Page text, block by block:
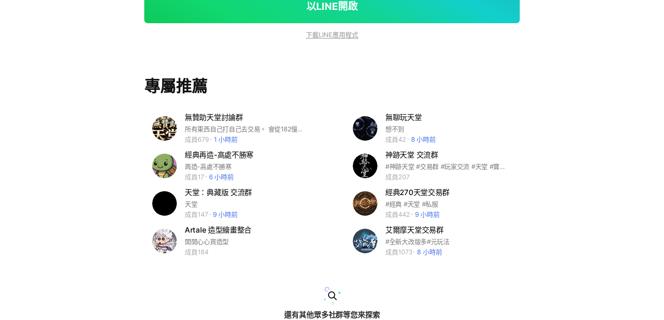
以LINE開啟
下載LINE應用程式
專屬推薦
無贊助天堂討論群
所有東西自己打自己去交易。 會從182慢慢更新上去 （決無鎖寶）
成員679
1 小時前
無聊玩天堂
想不到
成員42
8 小時前
經典再造-高處不勝寒
再造-高處不勝寒
成員17
6 小時前
神跡天堂 交流群
#神跡天堂 #交易群 #玩家交流 #天堂 #寶物交易
成員207
天堂：典藏版 交流群
天堂
成員147
9 小時前
經典270天堂交易群
#經典 #天堂 #私服
成員442
9 小時前
Artale 造型繪畫整合
開開心心買造型
成員184
艾爾摩天堂交易群
#全新大改版多#元玩法
成員1073
8 小時前
還有其他眾多社群等您來探索